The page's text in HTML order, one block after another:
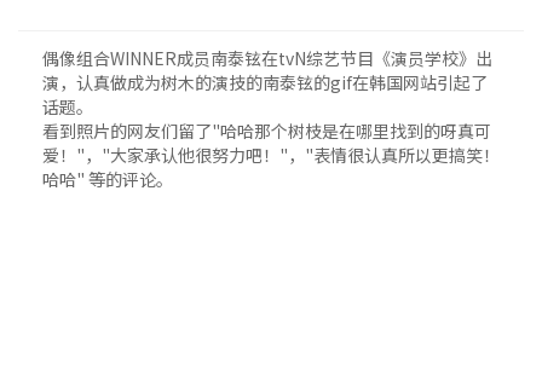
偶像组合WINNER成员南泰铉在tvN综艺节目《演员学校》出
演，认真做成为树木的演技的南泰铉的gif在韩国网站引起了
话题。
看到照片的网友们留了"哈哈那个树枝是在哪里找到的呀真可
爱！"，"大家承认他很努力吧！"，"表情很认真所以更搞笑！
哈哈" 等的评论。